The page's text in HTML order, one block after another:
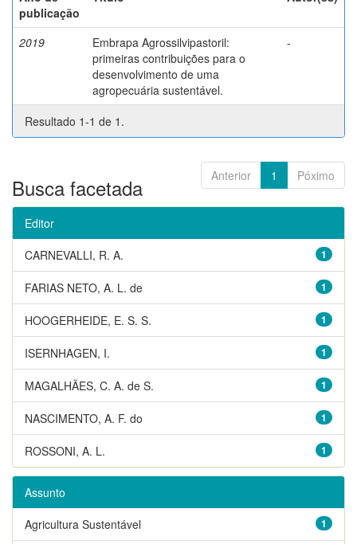
publicação
2019
Embrapa Agrossilvipastoril:
primeiras contribuições para o
desenvolvimento de uma
agropecuária sustentável.
-
Resultado 1-1 de 1.
Anterior 1 Póximo
Busca facetada
Editor
1
CARNEVALLI, R. A.
1
FARIAS NETO, A. L. de
1
HOOGERHEIDE, E. S. S.
1
ISERNHAGEN, I.
1
MAGALHÃES, C. A. de S.
1
NASCIMENTO, A. F. do
1
ROSSONI, A. L.
Assunto
1
Agricultura Sustentável